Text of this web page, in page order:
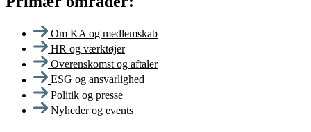
Om KA og medlemskab
HR og værktøjer
Overenskomst og aftaler
ESG og ansvarlighed
Politik og presse
Nyheder og events